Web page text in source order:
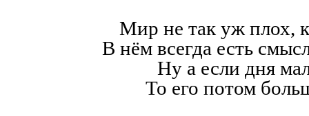
Мир не так уж плох,
В нём всегда есть
Ну а если дня
То его потом